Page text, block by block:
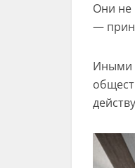
Они не
—
Иными